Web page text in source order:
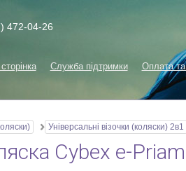
472-04-26
Служба підтримки Оплата
Універсальні візочки (коляски) 2в1
Cybex e-